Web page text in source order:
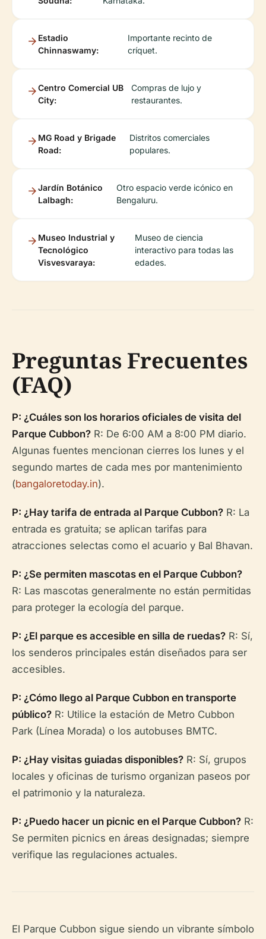
Estadio
Chinnaswamy:
Importante recinto de
críquet.
Centro Comercial UB
City:
Compras de lujo y
restaurantes.
MG Road y Brigade
Road:
Distritos comerciales
populares.
Jardín Botánico
Lalbagh:
Otro espacio verde icónico en
Bengaluru.
Museo Industrial y
Tecnológico
Visvesvaraya:
Museo de ciencia
interactivo para todas las
edades.
Preguntas Frecuentes
(FAQ)
P: ¿Cuáles son los horarios oficiales de visita del
Parque Cubbon? R: De 6:00 AM a 8:00 PM diario.
Algunas fuentes mencionan cierres los lunes y el
segundo martes de cada mes por mantenimiento
(bangaloretoday.in).
P: ¿Hay tarifa de entrada al Parque Cubbon? R: La
entrada es gratuita; se aplican tarifas para
atracciones selectas como el acuario y Bal Bhavan.
P: ¿Se permiten mascotas en el Parque Cubbon?
R: Las mascotas generalmente no están permitidas
para proteger la ecología del parque.
P: ¿El parque es accesible en silla de ruedas? R: Sí,
los senderos principales están diseñados para ser
accesibles.
P: ¿Cómo llego al Parque Cubbon en transporte
público? R: Utilice la estación de Metro Cubbon
Park (Línea Morada) o los autobuses BMTC.
P: ¿Hay visitas guiadas disponibles? R: Sí, grupos
locales y oficinas de turismo organizan paseos por
el patrimonio y la naturaleza.
P: ¿Puedo hacer un picnic en el Parque Cubbon? R:
Se permiten picnics en áreas designadas; siempre
verifique las regulaciones actuales.
El Parque Cubbon sigue siendo un vibrante símbolo